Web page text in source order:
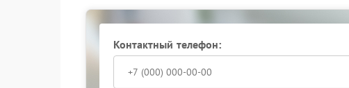
Контактный телефон: